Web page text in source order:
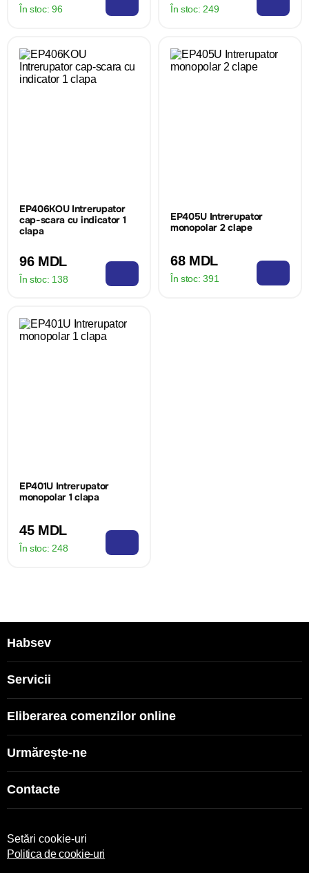
În stoc: 96 În stoc: 249
EP406KOU Intrerupator
cap-scara cu indicator 1
clapa
96 MDL
În stoc: 138
EP405U Intrerupator
monopolar 2 clape
68 MDL
În stoc: 391
EP401U Intrerupator
monopolar 1 clapa
45 MDL
În stoc: 248
Habsev
Servicii
Eliberarea comenzilor online
Urmărește-ne
Contacte
Setări cookie-uri
Politica de cookie-uri